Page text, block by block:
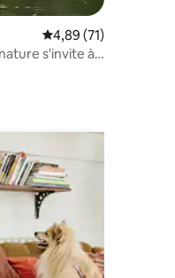
Évaluation moyenne
4,89 (71)
s'invite à